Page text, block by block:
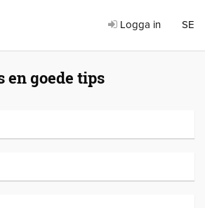
Logga in SE
en goede tips